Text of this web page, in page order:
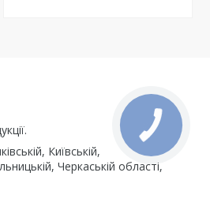
Київській,
Черкаській області,